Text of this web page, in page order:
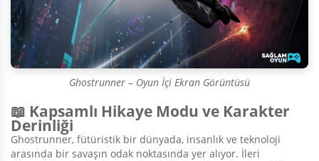
Ghostrunner – Oyun İçi Ekran Görüntüsü
📖 Kapsamlı Hikaye Modu ve Karakter
Derinliği
Ghostrunner, fütüristik bir dünyada, insanlık ve teknoloji
arasında bir savaşın odak noktasında yer alıyor. İleri